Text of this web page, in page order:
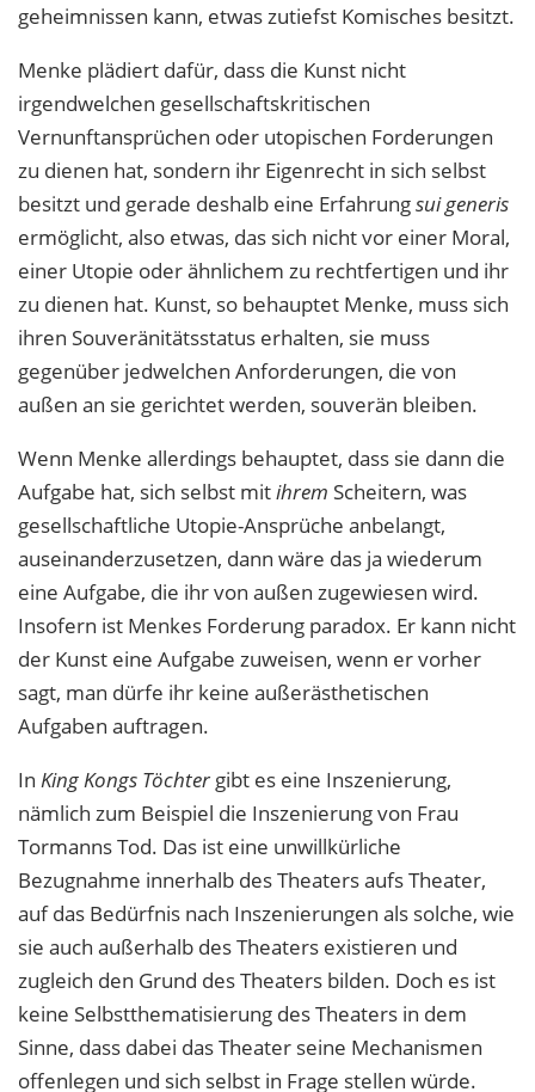
geheimnissen kann, etwas zutiefst Komisches besitzt.
Menke plädiert dafür, dass die Kunst nicht
irgendwelchen gesellschaftskritischen
Vernunftansprüchen oder utopischen Forderungen
zu dienen hat, sondern ihr Eigenrecht in sich selbst
besitzt und gerade deshalb eine Erfahrungsui generis
ermöglicht, also etwas, das sich nicht vor einer Moral,
einer Utopie oder ähnlichem zu rechtfertigen und ihr
zu dienen hat. Kunst, so behauptet Menke, muss sich
ihren Souveränitätsstatus erhalten, sie muss
gegenüber jedwelchen Anforderungen, die von
außen an sie gerichtet werden, souverän bleiben.
Wenn Menke allerdings behauptet, dass sie dann die
Aufgabe hat, sich selbst mitihrem Scheitern, was
gesellschaftliche Utopie-Ansprüche anbelangt,
auseinanderzusetzen, dann wäre das ja wiederum
eine Aufgabe, die ihr von außen zugewiesen wird.
Insofern ist Menkes Forderung paradox. Er kann nicht
der Kunst eine Aufgabe zuweisen, wenn er vorher
sagt, man dürfe ihr keine außerästhetischen
Aufgaben auftragen.
In King Kongs Töchtergibt es eine Inszenierung,
nämlich zum Beispiel die Inszenierung von Frau
Tormanns Tod. Das ist eine unwillkürliche
Bezugnahme innerhalb des Theaters aufs Theater,
auf das Bedürfnis nach Inszenierungen als solche, wie
sie auch außerhalb des Theaters existieren und
zugleich den Grund des Theaters bilden. Doch es ist
keine Selbstthematisierung des Theaters in dem
Sinne, dass dabei das Theater seine Mechanismen
offenlegen und sich selbst in Frage stellen würde.